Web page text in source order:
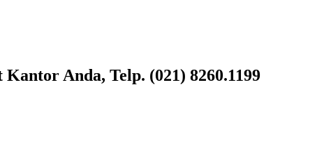
Anda, Telp. (021) 8260.1199